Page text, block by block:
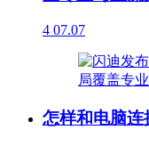
4 07.07
怎样和电脑连